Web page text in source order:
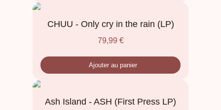
CHUU - Only cry in the rain (LP)
79,99 €
Ajouter au panier
Ash Island - ASH (First Press LP)